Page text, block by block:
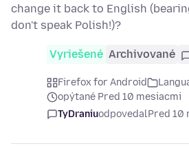
change it back to English
don't speak Polish!)?
Vyriešené Archivované
Firefox for Android
opýtané Pred 10 mesiacmi
TyDraniuodpovedalPred 10